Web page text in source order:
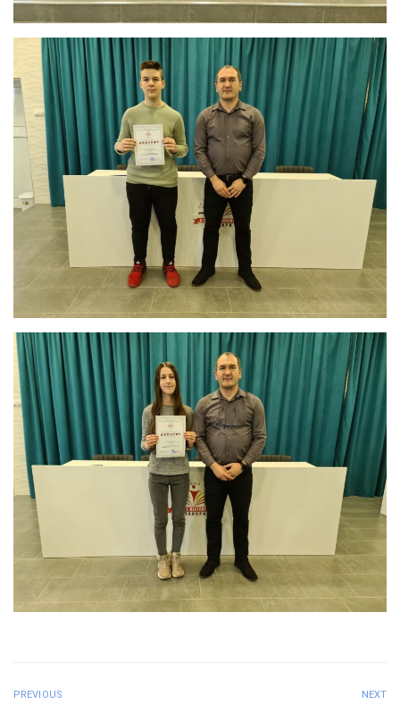
PREVIOUS NEXT